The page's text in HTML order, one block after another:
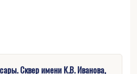
Сквер имени К.В. Иванова,